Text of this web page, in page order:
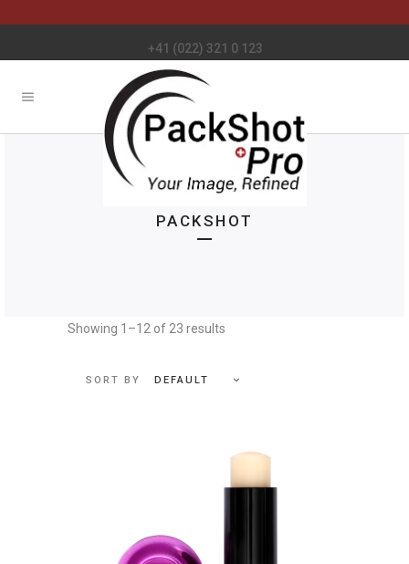
+41 (022) 321 0 123
PACKSHOT
Showing 1–12 of 23 results
DEFAULT
ORGANISEZ VOTRE SHOOTING